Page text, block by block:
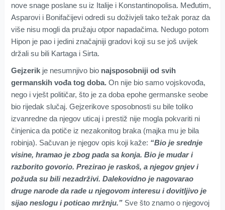
nove snage poslane su iz Italije i Konstantinopolisa. Međutim,
Asparovi i Bonifačijevi odredi su doživjeli tako težak poraz da
više nisu mogli da pružaju otpor napadačima. Nedugo potom
Hipon je pao i jedini značajniji gradovi koji su se još uvijek
držali su bili Kartaga i Sirta.
Gejzerikje nesumnjivo bio najsposobniji od svih
germanskih vođa tog doba.On nije bio samo vojskovođa,
nego i vješt političar, što je za doba epohe germanske seobe
bio rijedak slučaj. Gejzerikove sposobnosti su bile toliko
izvanredne da njegov uticaj i prestiž nije mogla pokvariti ni
činjenica da potiče iz nezakonitog braka (majka mu je bila
robinja). Sačuvan je njegov opis koji kaže: “Bio je srednje
visine, hramao je zbog pada sa konja. Bio je mudar i
razborito govorio. Prezirao je raskoš, a njegov gnjev i
požuda su bili nezadrživi. Dalekovidno je nagovarao
druge narode da rade u njegovom interesu i dovitljivo je
sijao neslogu i poticao mržnju.”Sve što znamo o njegovoj